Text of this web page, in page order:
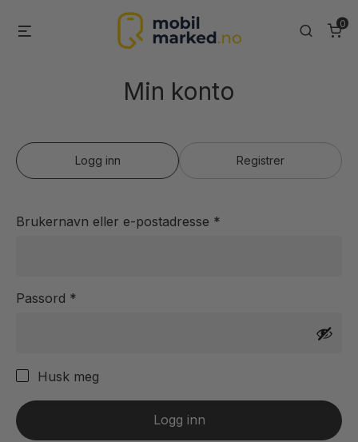
Search
0
Min konto
Logg inn Registrer
Brukernavn eller e-postadresse *
Passord *
Husk meg
Logg inn